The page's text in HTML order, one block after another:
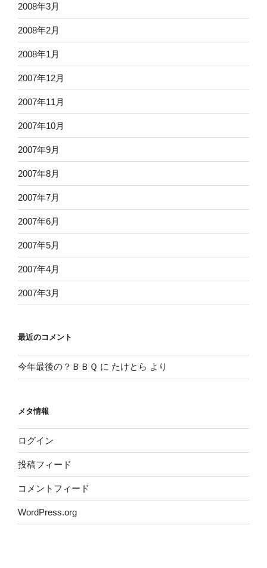
2008年3月
2008年2月
2008年1月
2007年12月
2007年11月
2007年10月
2007年9月
2007年8月
2007年7月
2007年6月
2007年5月
2007年4月
2007年3月
最近のコメント
今年最後の？ＢＢＱ に たけとら より
メタ情報
ログイン
投稿フィード
コメントフィード
WordPress.org